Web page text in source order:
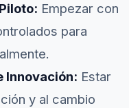
Empezar con
para
Innovación: Estar
y al cambio